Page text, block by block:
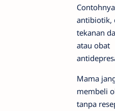
antibiotik,
tekanan
atau obat
Mama
membeli
tanpa